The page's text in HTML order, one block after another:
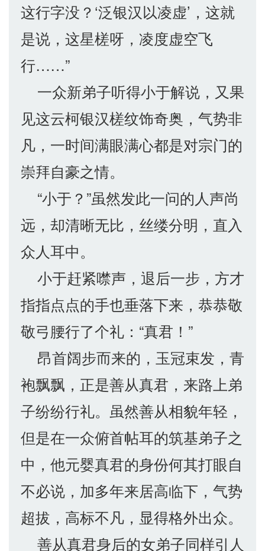
这行字没？‘泛银汉以凌虚’，这就
是说，这星槎呀，凌度虚空飞
行……”
一众新弟子听得小于解说，又果
见这云柯银汉槎纹饰奇奥，气势非
凡，一时间满眼满心都是对宗门的
崇拜自豪之情。
“小于？”虽然发此一问的人声尚
远，却清晰无比，丝缕分明，直入
众人耳中。
小于赶紧噤声，退后一步，方才
指指点点的手也垂落下来，恭恭敬
敬弓腰行了个礼：“真君！”
昂首阔步而来的，玉冠束发，青
袍飘飘，正是善从真君，来路上弟
子纷纷行礼。虽然善从相貌年轻，
但是在一众俯首帖耳的筑基弟子之
中，他元婴真君的身份何其打眼自
不必说，加多年来居高临下，气势
超拔，高标不凡，显得格外出众。
善从真君身后的女弟子同样引人